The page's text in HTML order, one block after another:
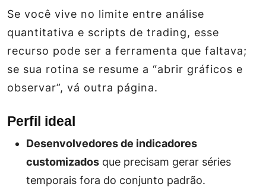
Se você vive no limite entre análise
quantitativa e scripts de trading, esse
recurso pode ser a ferramenta que faltava;
se sua rotina se resume a “abrir gráficos e
observar”, vá outra página.
Perfil ideal
Desenvolvedores de indicadores
customizados que precisam gerar séries
temporais fora do conjunto padrão.